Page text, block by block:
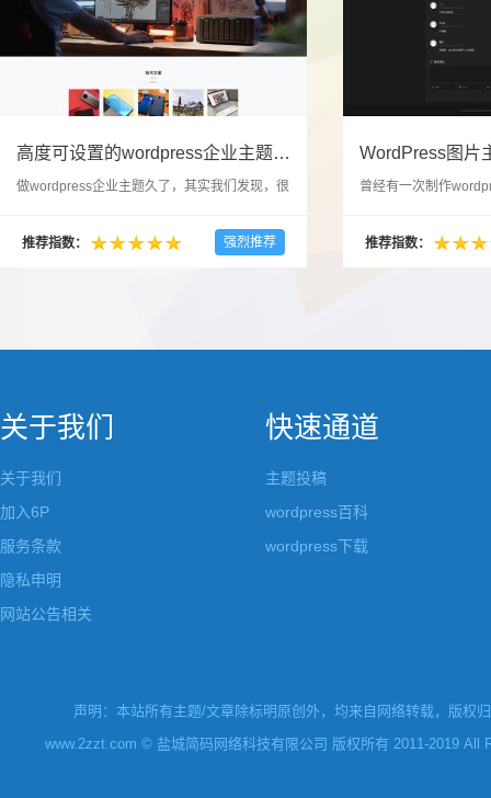
高度可设置的wordpress企业主题indigo分享
做wordpress企业主题久了，其实我们发现，很
配色和元素细节。为此我们创造了一个高可设
置，并且模块可以重复利用的wordpress企业主
推荐指数： 强烈推荐
曾经有一次制作
分享站也行，说是分
推荐指数：
关于我们
关于我们
加入6P
服务条款
隐私申明
网站公告相关
快速通道
主题投稿
wordpress百科
wordpress下载
声明：本站所有主题/文章除标明原创外，均来自网络转载，版权
www.2zzt.com © 盐城简码网络科技有限公司 版权所有 2011-2019